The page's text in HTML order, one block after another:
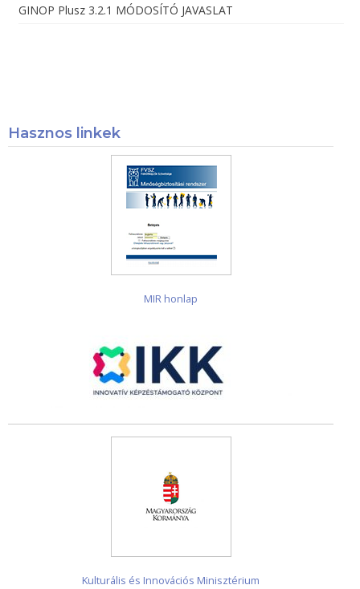
GINOP Plusz 3.2.1 MÓDOSÍTÓ JAVASLAT
Hasznos linkek
MIR honlap
Kulturális és Innovációs Minisztérium